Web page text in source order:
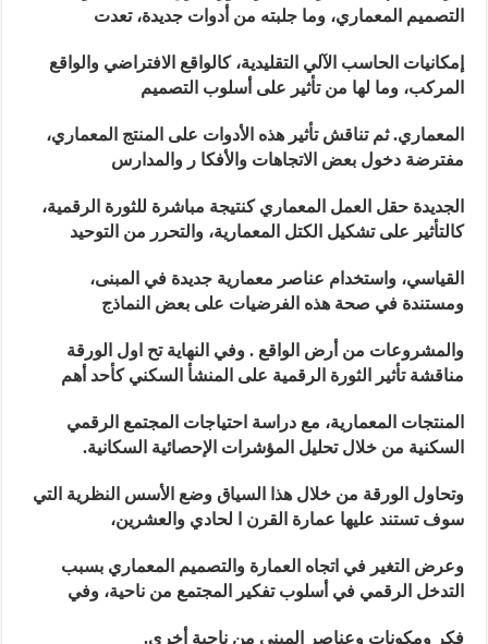
التصميم المعماري، وما جلبته من أدوات جديدة، تعدت
إمكانيات الحاسب الآلي التقليدية، كالواقع الافتراضي والواقع
المركب، وما لها من تأثير على أسلوب التصميم
المعماري.ثم تناقش تأثير هذه الأدوات على المنتج المعماري،
مفترضة دخول بعض الاتجاهات والأفكا ر والمدارس
الجديدة حقل العمل المعماري كنتيجة مباشرة للثورة الرقمية،
كالتأثير على تشكيل الكتل المعمارية، والتحرر من التوحيد
القياسي، واستخدام عناصر معمارية جديدة في المبنى،
ومستندة في صحة هذه الفرضيات على بعض النماذج
والمشروعات من أرض الواقع.وفي النهاية تح اول الورقة
مناقشة تأثير الثورة الرقمية على المنشأ السكني كأحد أهم
المنتجات المعمارية، مع دراسة احتياجات المجتمع الرقمي
السكنية من خلال تحليل المؤشرات الإحصائية السكانية.
وتحاول الورقة من خلال هذا السياق وضع الأسس النظرية التي
سوف تستند عليها عمارة القرن ا لحادي والعشرين،
وعرض التغير في اتجاه العمارة والتصميم المعماري بسبب
التدخل الرقمي في أسلوب تفكير المجتمع من ناحية، وفي
فكر ومكونات وعناصر المبنى من ناحية أخرى.